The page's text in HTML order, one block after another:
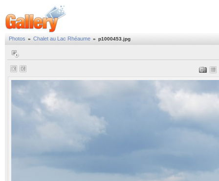
Photos » Chalet au Lac Rhéaume » p1000453.jpg